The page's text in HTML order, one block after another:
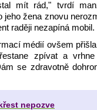
mít rád," tvrdí
jeho žena znovu
raději nezapíná mobil.
médií ovšem
zpívat a
se zdravotně
nepozve